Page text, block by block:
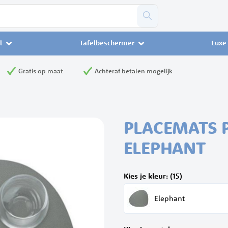
Tafelbeschermer
Gratis op maat Achteraf betalen mogelijk
PLACEMATS
ELEPHANT
Kies je kleur: (15)
Elephant